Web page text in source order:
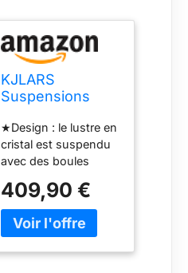
KJLARS
Suspensions
Contemporaine
Pendentif Lampe
Hauteur Réglable
Lustres adapté
pour salon table
à manger
escalier chambre
Plafonniers
★Design : le lustre en
cristal est suspendu
avec des boules
de météore, chaque
boule de cristal
contient des bulles
409,90 €